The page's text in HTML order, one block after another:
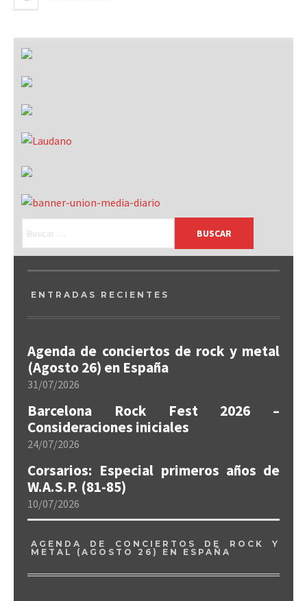
ENTRADAS RECIENTES
Agenda de conciertos de rock y metal
(Agosto 26) en España
31/07/2026
Barcelona Rock Fest 2026 –
Consideraciones iniciales
24/07/2026
Corsarios: Especial primeros años de
W.A.S.P. (81-85)
10/07/2026
AGENDA DE CONCIERTOS DE ROCK Y
METAL (AGOSTO 26) EN ESPAÑA